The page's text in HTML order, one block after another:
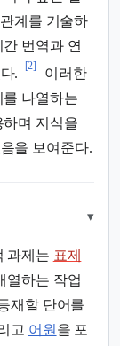
계를 기술하
번역과 연
.
[2]
이러한
를 나열하는
하며 지식을
을 보여준다.
▾
과제는 표제
열하는 작업
재할 단어를
고 어원 을 포